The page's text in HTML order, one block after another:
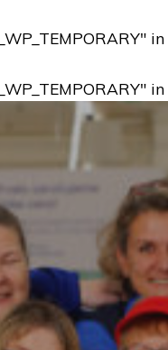
in
in